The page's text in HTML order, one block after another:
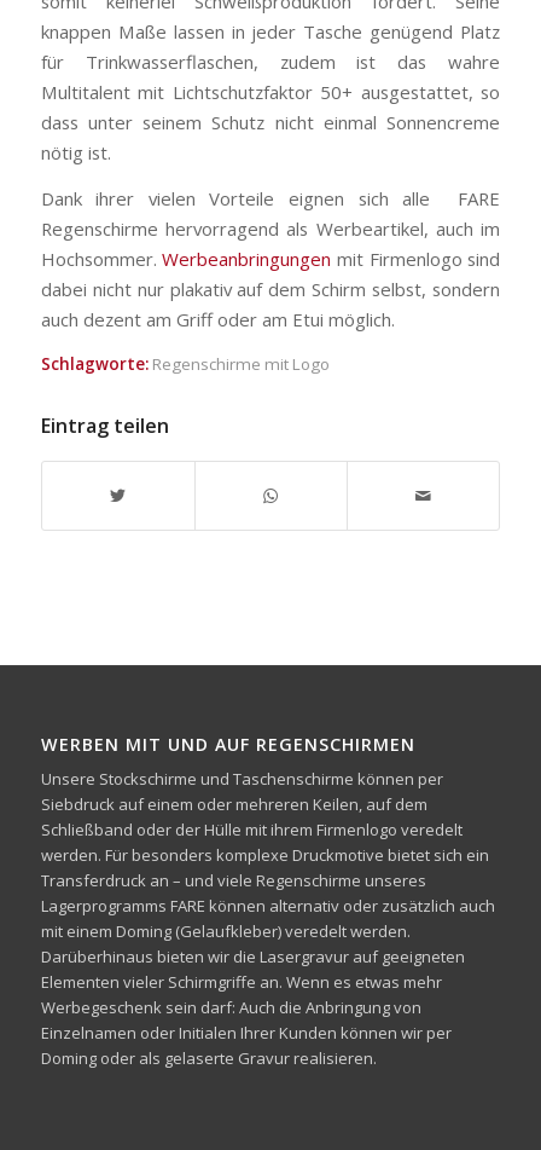
knappen Maße lassen in jeder Tasche genügend Platz
für Trinkwasserflaschen, zudem ist das wahre
Multitalent mit Lichtschutzfaktor 50+ ausgestattet, so
dass unter seinem Schutz nicht einmal Sonnencreme
nötig ist.
Dank ihrer vielen Vorteile eignen sich alle FARE
Regenschirme hervorragend als Werbeartikel, auch im
Hochsommer.Werbeanbringungen mit Firmenlogo sind
dabei nicht nur plakativ auf dem Schirm selbst, sondern
auch dezent am Griff oder am Etui möglich.
Schlagworte: Regenschirme mit Logo
Eintrag teilen
WERBEN MIT UND AUF REGENSCHIRMEN
Unsere Stockschirme und Taschenschirme können per
Siebdruck auf einem oder mehreren Keilen, auf dem
Schließband oder der Hülle mit ihrem Firmenlogo veredelt
werden. Für besonders komplexe Druckmotive bietet sich ein
Transferdruck an – und viele Regenschirme unseres
Lagerprogramms FARE können alternativ oder zusätzlich auch
mit einem Doming (Gelaufkleber) veredelt werden.
Darüberhinaus bieten wir die Lasergravur auf geeigneten
Elementen vieler Schirmgriffe an. Wenn es etwas mehr
Werbegeschenk sein darf: Auch die Anbringung von
Einzelnamen oder Initialen Ihrer Kunden können wir per
Doming oder als gelaserte Gravur realisieren.